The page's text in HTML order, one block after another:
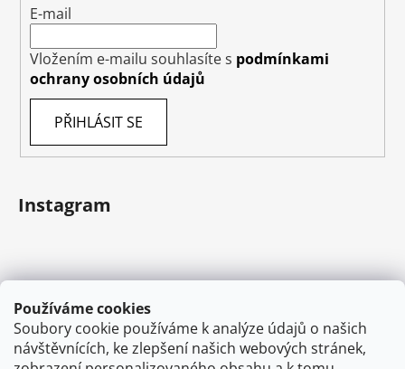
Používáme cookies
Soubory cookie používáme k analýze údajů o našich
návštěvnících, ke zlepšení našich webových stránek,
E-mail
Vložením e-mailu souhlasíte s podmínkami
ochrany osobních údajů
PŘIHLÁSIT SE
Instagram